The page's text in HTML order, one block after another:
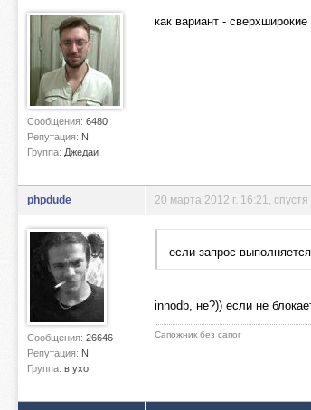
Сообщения: 6480
Репутация: N
Группа: Джедаи
как вариант -
phpdude
Сообщения: 26646
Репутация: N
Группа: в ухо
20 марта 2012 г. 16:21 ,
если запрос
innodb, не?)) если не
Сапожник без сапог